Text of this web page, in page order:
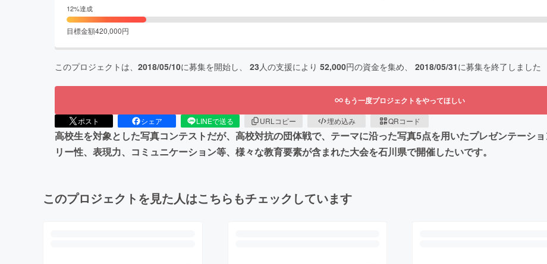
12%達成
目標金額420,000円
このプロジェクトは、 2018/05/10に募集を開始し、 23人の支援により 52,000円の資金を集め、 2018/05/31に募集を終了しました
もう一度プロジェクトをやってほしい
ポスト シェア LINEで送る URLコピー 埋め込み QRコード
高校生を対象とした写真コンテストだが、高校対抗の団体戦で、テーマに沿った写真5点を用いたプレゼンテーシ
リー性、表現力、コミュニケーション等、様々な教育要素が含まれた大会を石川県で開催したいです。
このプロジェクトを見た人はこちらもチェックしています